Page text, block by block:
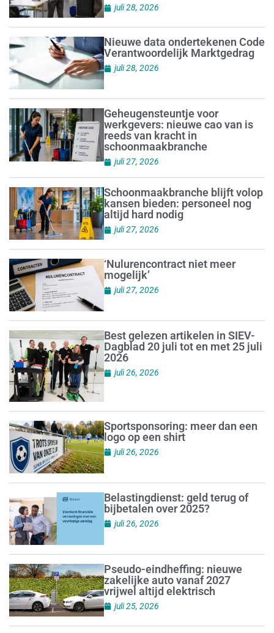
juli 28, 2026
Nieuwe data ondertekenen Code
Verantwoordelijk Marktgedrag
juli 28, 2026
Geheugensteuntje voor
werkgevers: nieuwe cao van is
reeds van kracht in
schoonmaakbranche
juli 27, 2026
Schoonmaakbranche blijft volop
kansen bieden: personeel nog
altijd hard nodig
juli 27, 2026
‘Nulurencontract niet meer
mogelijk’
juli 27, 2026
Best gelezen artikelen in SIEV-
Dagblad 20 juli tot en met 25 juli
2026
juli 26, 2026
Sportsponsoring: meer dan een
logo op een shirt
juli 26, 2026
Belastingdienst: geld terug of
bijbetalen over 2025?
juli 26, 2026
Pseudo-eindheffing: nieuwe
zakelijke auto vanaf 2027
vrijwel altijd elektrisch
juli 25, 2026